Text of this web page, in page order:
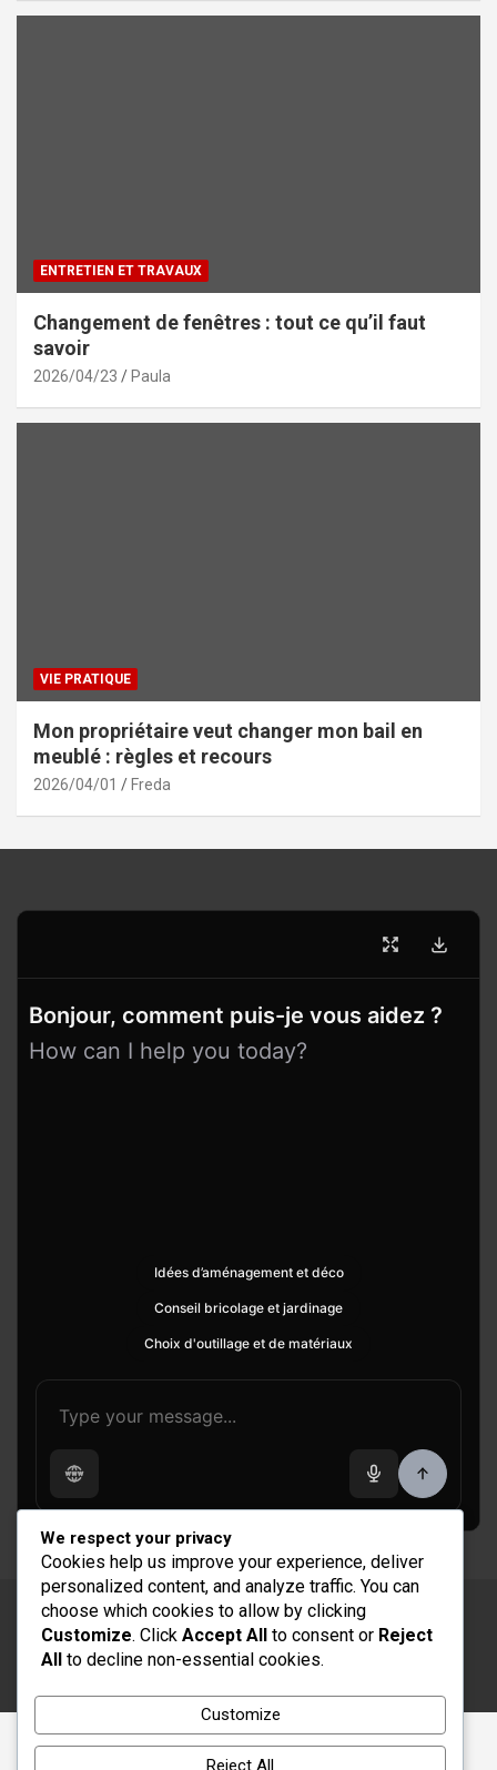
ENTRETIEN ET TRAVAUX
Changement de fenêtres : tout ce qu’il faut
savoir
2026/04/23 Paula
VIE PRATIQUE
Mon propriétaire veut changer mon bail en
meublé : règles et recours
2026/04/01 Freda
Bonjour, comment puis-je vous aidez ?
How can I help you today?
Idées d’aménagement et déco
Conseil bricolage et jardinage
Choix d'outillage et de matériaux
Copyright © 2026Rénovation et Décoration
Thème par :Theme Horse
We respect your privacy
Cookies help us improve your experience, deliver
personalized content, and analyze traffic. You can
choose which cookies to allow by clicking
Customize. Click Accept All to consent or Reject
All to decline non-essential cookies.
Customize
Reject All